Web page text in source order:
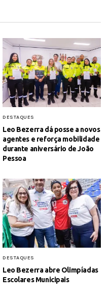
DESTAQUES
Leo Bezerra dá posse a novos
agentes e reforça mobilidade
durante aniversário de João
Pessoa
DESTAQUES
Leo Bezerra abre Olimpíadas
Escolares Municipais